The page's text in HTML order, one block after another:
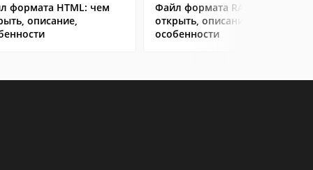
формата HTML: чем
описание,
Файл формата RAR: чем
открыть, описание,
особенности